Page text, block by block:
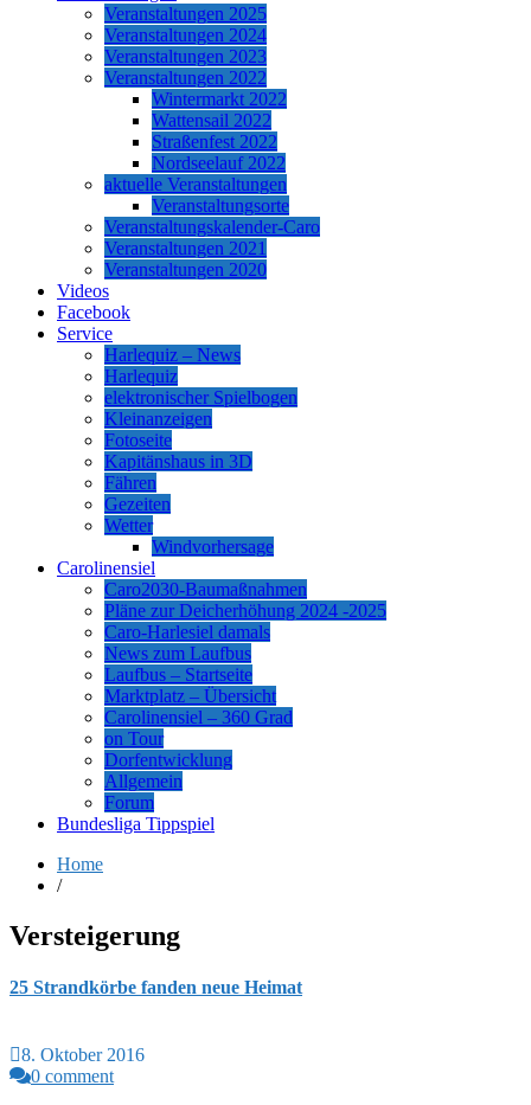
Veranstaltungen 2025
Veranstaltungen 2024
Veranstaltungen 2023
Veranstaltungen 2022
Wintermarkt 2022
Wattensail 2022
Straßenfest 2022
Nordseelauf 2022
aktuelle Veranstaltungen
Veranstaltungsorte
Veranstaltungskalender-Caro
Veranstaltungen 2021
Veranstaltungen 2020
Videos
Facebook
Service
Harlequiz – News
Harlequiz
elektronischer Spielbogen
Kleinanzeigen
Fotoseite
Kapitänshaus in 3D
Fähren
Gezeiten
Wetter
Windvorhersage
Carolinensiel
Caro2030-Baumaßnahmen
Pläne zur Deicherhöhung 2024 -2025
Caro-Harlesiel damals
News zum Laufbus
Laufbus – Startseite
Marktplatz – Übersicht
Carolinensiel – 360 Grad
on Tour
Dorfentwicklung
Allgemein
Forum
Bundesliga Tippspiel
Home
/
Versteigerung
25 Strandkörbe fanden neue Heimat
8. Oktober 2016
0 comment